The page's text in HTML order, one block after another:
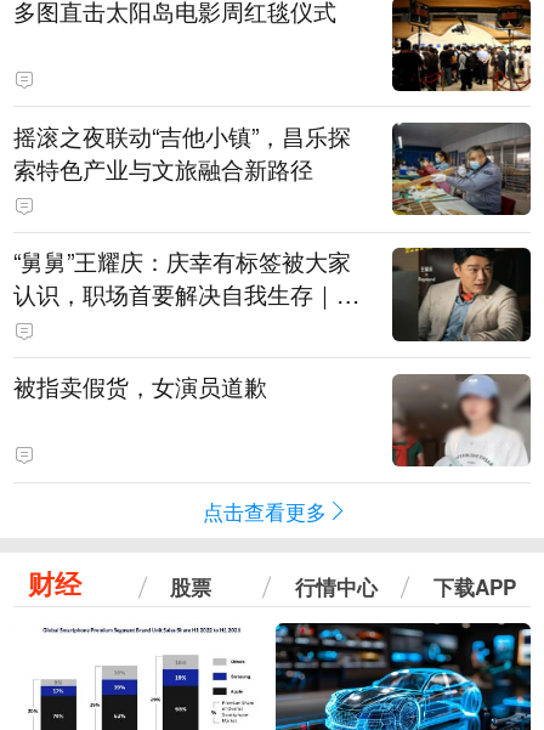
多图直击太阳岛电影周红毯仪式
摇滚之夜联动“吉他小镇”，昌乐探
索特色产业与文旅融合新路径
“舅舅”王耀庆：庆幸有标签被大家
认识，职场首要解决自我生存｜有
艺思
被指卖假货，女演员道歉
点击查看更多
财经 股票 行情中心 下载APP